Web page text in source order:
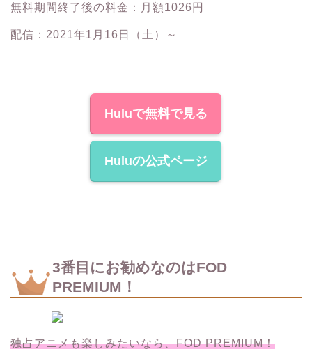
無料期間終了後の料金：月額1026円
配信：2021年1月16日（土）～
Huluで無料で見る
Huluの公式ページ
3番目にお勧めなのはFOD
PREMIUM！
独占アニメも楽しみたいなら、FOD PREMIUM！